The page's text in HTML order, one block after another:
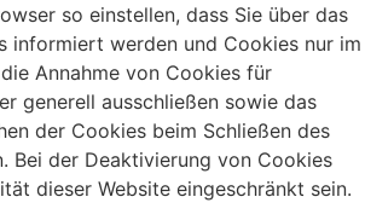
so einstellen, dass Sie über das
informiert werden und Cookies nur im
Annahme von Cookies für
generell ausschließen sowie das
der Cookies beim Schließen des
Bei der Deaktivierung von Cookies
dieser Website eingeschränkt sein.